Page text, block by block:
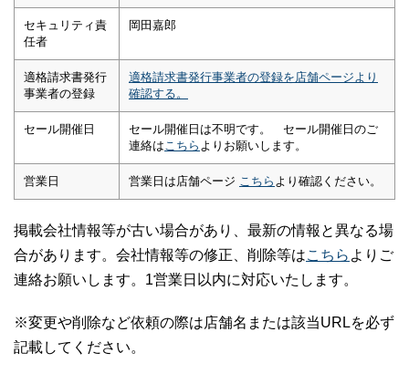
セキュリティ責
任者
岡田嘉郎
適格請求書発行
事業者の登録
適格請求書発行事業者の登録を店舗ページより
確認する。
セール開催日
セール開催日は不明です。 セール開催日のご
連絡は こちら よりお願いします。
営業日 営業日は店舗ページ こちら より確認ください。
掲載会社情報等が古い場合があり、最新の情報と異なる場
合があります。会社情報等の修正、削除等はこちら よりご
連絡お願いします。1営業日以内に対応いたします。
※変更や削除など依頼の際は店舗名または該当URLを必ず
記載してください。